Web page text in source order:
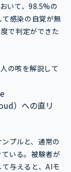
いて、98.5%の
感染の自覚が無
で判定ができた
の咳を解説して
）への直リ
プルと、通常の
いる。被験者が
与えると、AIモ